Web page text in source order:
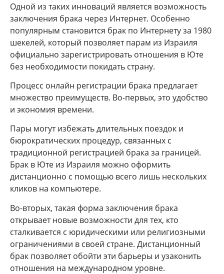
Одной из таких инноваций является возможность
заключения брака через Интернет. Особенно
популярным становится брак по Интернету за 1980
шекелей, который позволяет парам из Израиля
официально зарегистрировать отношения в Юте
без необходимости покидать страну.
Процесс онлайн регистрации брака предлагает
множество преимуществ. Во-первых, это удобство
и экономия времени.
Пары могут избежать длительных поездок и
бюрократических процедур, связанных с
традиционной регистрацией брака за границей.
Брак в Юте из Израиля можно оформить
дистанционно с помощью всего лишь нескольких
кликов на компьютере.
Во-вторых, такая форма заключения брака
открывает новые возможности для тех, кто
сталкивается с юридическими или религиозными
ограничениями в своей стране. Дистанционный
брак позволяет обойти эти барьеры и узаконить
отношения на международном уровне.